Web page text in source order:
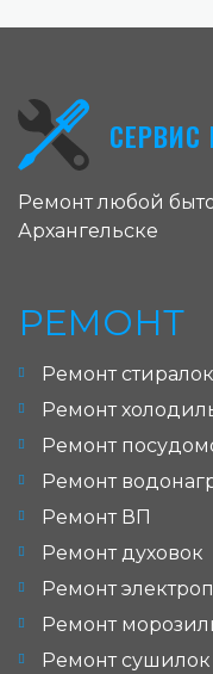
СЕРВИС
Ремонт любой
Архангельске
РЕМОНТ
Ремонт стиралок
Ремонт
Ремонт
Ремонт
Ремонт ВП
Ремонт духовок
Ремонт
Ремонт
Ремонт сушилок